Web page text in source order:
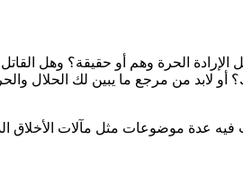
الحرة وهم أو حقيقة؟ وهل
أو لابد من مرجع ما يبين لك الحلال
موضوعات مثل مآلات الأخلاق